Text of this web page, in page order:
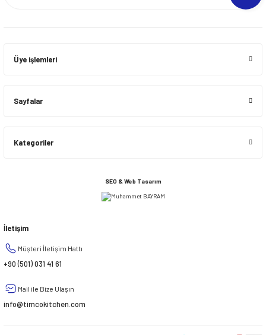
Üye işlemleri
Sayfalar
Kategoriler
SEO & Web Tasarım
İletişim
Müşteri İletişim Hattı
+90 (501) 031 41 61
Mail ile Bize Ulaşın
info@timcokitchen.com